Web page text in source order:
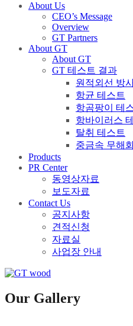
About Us
CEO’s Message
Overview
GT Partners
About GT
About GT
GT 테스트 결과
원적외선 방
항균 테스트
항곰팡이 테
항바이러스
탈취 테스트
중금속 무해
Products
PR Center
동영상자료
보도자료
Contact Us
공지사항
견적신청
자료실
사업장 안내
Our Gallery